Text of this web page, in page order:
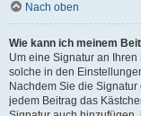
Nach oben
Wie kann ich meinem
Um eine Signatur an
solche in den
Nachdem Sie die
jedem Beitrag das